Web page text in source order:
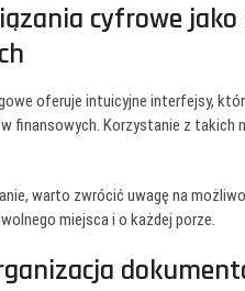
cyfrowe
oferuje intuicyjne interfejsy,
finansowych. Korzystanie z takich
warto zwrócić uwagę na
miejsca i o każdej porze.